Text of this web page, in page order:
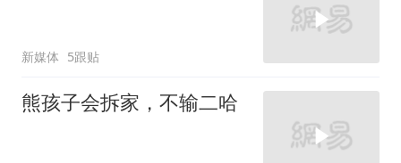
新媒体 5跟贴
熊孩子会拆家，不输二哈